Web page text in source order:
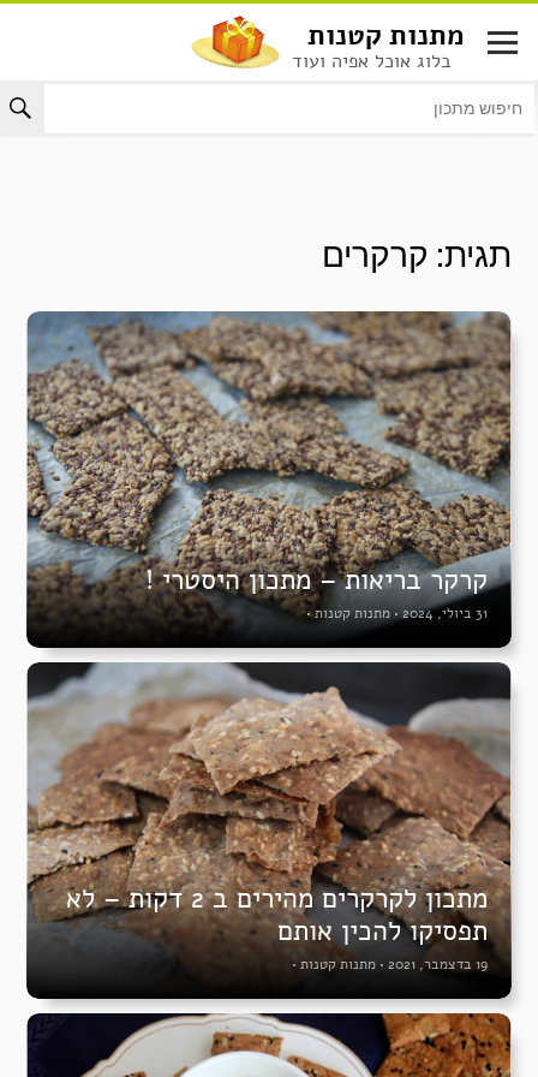
לתוכן
מתנות קטנות
בלוג אוכל אפיה ועוד
תגית: קרקרים
קרקר בריאות – מתכון היסטרי !
31 ביולי, 2024 • מתנות קטנות •
מתכון לקרקרים מהירים ב 2 דקות – לא
תפסיקו להכין אותם
19 בדצמבר, 2021 • מתנות קטנות •